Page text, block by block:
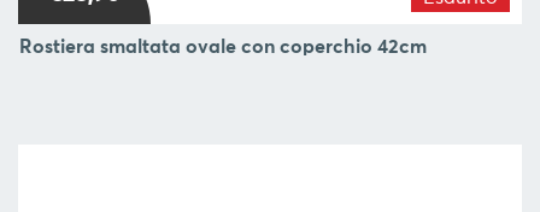
Rostiera smaltata ovale con coperchio 42cm